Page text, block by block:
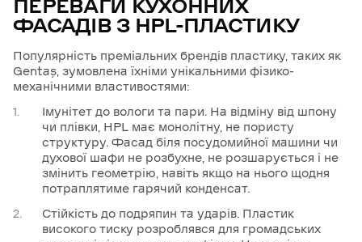
ПЕРЕВАГИ КУХОННИХ
ФАСАДІВ З HPL-ПЛАСТИКУ
Популярність преміальних брендів пластику, таких як
Gentaş, зумовлена їхніми унікальними фізико-
механічними властивостями:
Імунітет до вологи та пари. На відміну від шпону
чи плівки, HPL має монолітну, не пористу
структуру. Фасад біля посудомийної машини чи
духової шафи не розбухне, не розшарується і не
змінить геометрію, навіть якщо на нього щодня
потраплятиме гарячий конденсат.
Стійкість до подряпин та ударів. Пластик
високого тиску розроблявся для громадських